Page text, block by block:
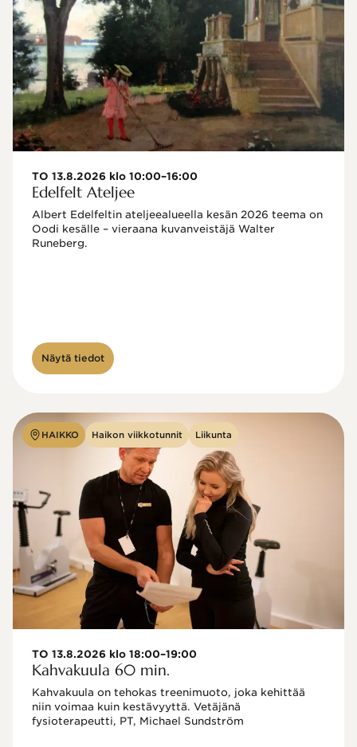
TO 13.8.2026 klo 10:00–16:00
Edelfelt Ateljee
Albert Edelfeltin ateljeealueella kesän 2026 teema on
Oodi kesälle – vieraana kuvanveistäjä Walter
Näytä tiedot
HAIKKO Haikon viikkotunnit Liikunta
TO 13.8.2026 klo 18:00–19:00
Kahvakuula 60 min.
Kahvakuula on tehokas treenimuoto, joka kehittää
niin voimaa kuin kestävyyttä. Vetäjänä
fysioterapeutti, PT, Michael Sundström